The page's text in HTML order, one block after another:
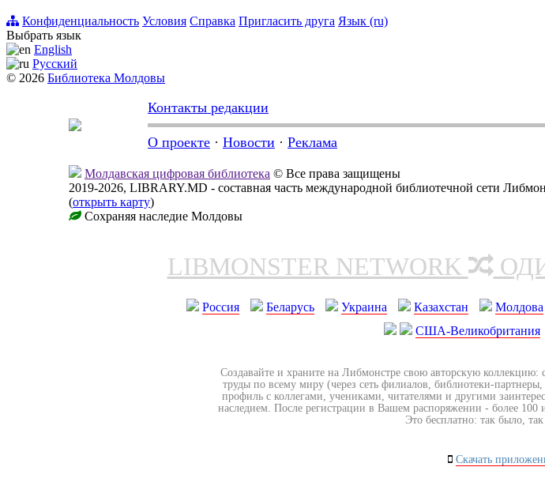
Конфиденциальность Условия Справка Пригласить друга Язык (ru)
Выбрать язык
English
Русский
© 2026 Библиотека Молдовы
Контакты редакции
О проекте · Новости · Реклама
Молдавская цифровая библиотека © Все права защищены
2019-2026, LIBRARY.MD - составная часть международной библиотечной сети
(открыть карту)
Сохраняя наследие Молдовы
LIBMONSTER NETWORK
Россия Беларусь Украина Казахстан Молдова
США-Великобритания
Создавайте и храните на Либмонстре свою авторскую
труды по всему миру (через сеть филиалов, библиотеки-
профиль с коллегами, учениками, читателями и другими
наследием. После регистрации в Вашем распоряжении - более 100
Это бесплатно: так было, так
Скачать